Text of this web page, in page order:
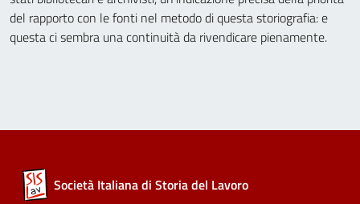
del rapporto con le fonti nel metodo di questa storiografia: e
questa ci sembra una continuità da rivendicare pienamente.
Società Italiana di Storia del Lavoro